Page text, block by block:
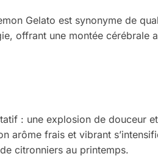
Gelato est synonyme de
offrant une montée
: une explosion de douceur
arôme frais et vibrant
citronniers au printemps.